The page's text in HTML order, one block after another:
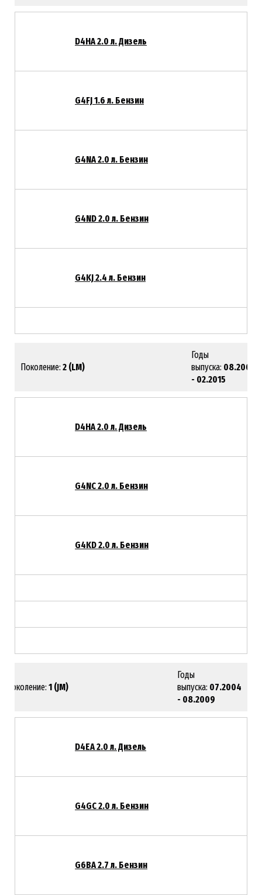
D4HA 2.0 л. Дизель
G4FJ 1.6 л. Бензин
G4NA 2.0 л. Бензин
G4ND 2.0 л. Бензин
G4KJ 2.4 л. Бензин
Поколение: 2 (LM)
Годы
выпуска: 08.2009
- 02.2015
D4HA 2.0 л. Дизель
G4NC 2.0 л. Бензин
G4KD 2.0 л. Бензин
Поколение: 1 (JM)
Годы
выпуска: 07.2004
- 08.2009
D4EA 2.0 л. Дизель
G4GC 2.0 л. Бензин
G6BA 2.7 л. Бензин